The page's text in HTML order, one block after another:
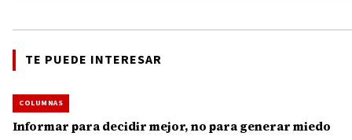
TE PUEDE INTERESAR
COLUMNAS
Informar para decidir mejor, no para generar miedo